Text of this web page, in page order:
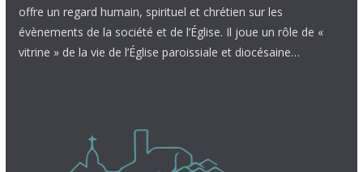
offre un regard humain, spirituel et chrétien sur les
évènements de la société et de l’Église. Il joue un rôle de «
vitrine » de la vie de l’Église paroissiale et diocésaine…